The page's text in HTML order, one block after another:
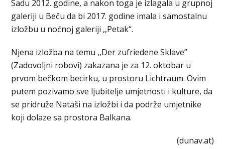
Sadu 2012. godine, a nakon toga je izlagala u grupnoj
galeriji u Beču da bi 2017. godine imala i samostalnu
izložbu u noćnoj galeriji ,,Petak“.
Njena izložba na temu ,,Der zufriedene Sklave”
(Zadovoljni robovi) zakazana je za 12. oktobar u
prvom bečkom becirku, u prostoru Lichtraum. Ovim
putem pozivamo sve ljubitelje umjetnosti i kulture, da
se pridruže Nataši na izložbi i da podrže umjetnike
koji dolaze sa prostora Balkana.
(dunav.at)